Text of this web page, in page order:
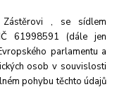
Zástěrovi , se sídlem
61998591 (dále jen
parlamentu a
osob v souvislosti
pohybu těchto údajů